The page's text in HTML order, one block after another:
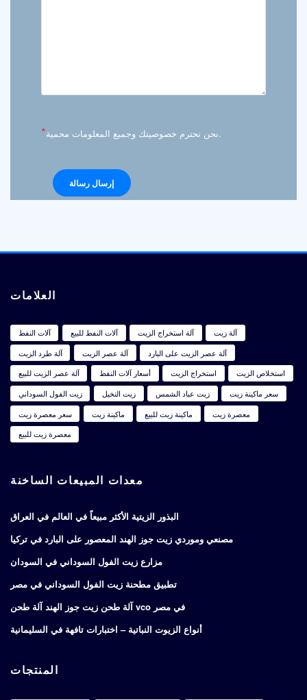
* نحن نحترم خصوصيتك وجميع المعلومات محمية.
العلامات
آلات النفط آلات النفط للبيع آلة استخراج الزيت
آلة زيت
آلة طرد الزيت
آلة عصر الزيت
آلة عصر الزيت على البارد
آلة عصر الزيت للبيع
أسعار آلات النفط استخراج الزيت
استخلاص الزيت
زيت الفول السوداني
زيت النخيل زيت عباد الشمس
سعر ماكينة زيت
سعر معصرة زيت
ماكينة زيت ماكينة زيت للبيع
معصرة زيت
معصرة زيت للبيع
معدات المبيعات الساخنة
البذور الزيتية الأكثر مبيعاً في العالم في العراق
مصنعي وموردي زيت جوز الهند المعصور على البارد في تركيا
مزارع زيت الفول السوداني في السودان
تطبيق مطحنة زيت الفول السوداني في مصر
آلة طحن زيت جوز الهند آلة طحن vco في مصر
أنواع الزيوت النباتية – اختبارات تافهة في السليمانية
المنتجات